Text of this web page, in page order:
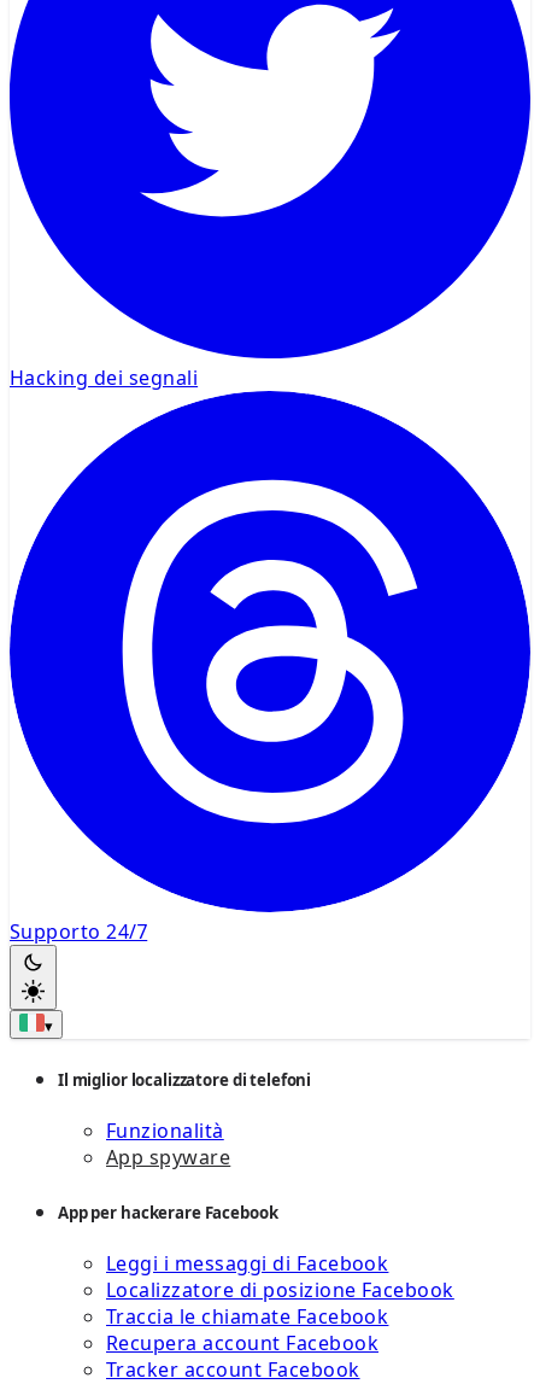
Hacking dei segnali
Supporto 24/7
▾
Il miglior localizzatore di telefoni
Funzionalità
App spyware
App per hackerare Facebook
Leggi i messaggi di Facebook
Localizzatore di posizione Facebook
Traccia le chiamate Facebook
Recupera account Facebook
Tracker account Facebook